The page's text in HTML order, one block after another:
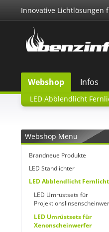
Innovative Lichtlösungen
Webshop Infos
LED Abblendlicht
Webshop Menu
Brandneue Produkte
LED Standlichter
LED Abblendlicht Fernlicht
LED Umrüstsets für
LED Umrüstsets für
Xenonscheinwerfer